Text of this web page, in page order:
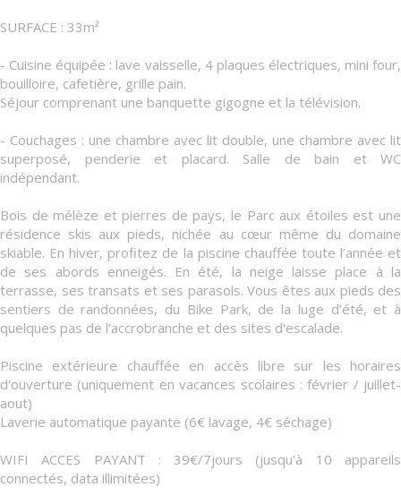
SURFACE : 33m²
- Cuisine équipée : lave vaisselle, 4 plaques électriques, mini four,
bouilloire, cafetière, grille pain.
Séjour comprenant une banquette gigogne et la télévision.
- Couchages : une chambre avec lit double, une chambre avec lit
superposé, penderie et placard. Salle de bain et WC
indépendant.
Bois de mélèze et pierres de pays, le Parc aux étoiles est une
résidence skis aux pieds, nichée au cœur même du domaine
skiable. En hiver, profitez de la piscine chauffée toute l’année et
de ses abords enneigés. En été, la neige laisse place à la
terrasse, ses transats et ses parasols. Vous êtes aux pieds des
sentiers de randonnées, du Bike Park, de la luge d’été, et à
quelques pas de l’accrobranche et des sites d'escalade.
Piscine extérieure chauffée en accès libre sur les horaires
d'ouverture (uniquement en vacances scolaires : février / juillet-
aout)
Laverie automatique payante (6€ lavage, 4€ séchage)
WIFI ACCES PAYANT : 39€/7jours (jusqu'à 10 appareils
connectés, data illimitées)